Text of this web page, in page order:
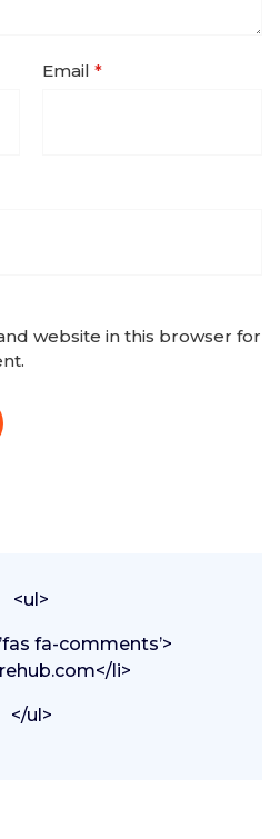
Email *
website in this browser for
<ul>
fa-comments’>
li>
</ul>